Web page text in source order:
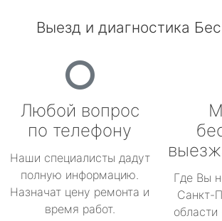
Выезд и диагностика
Любой вопрос
по телефону
Наши специалисты дадут
полную информацию.
Назначат цену ремонта и
время работ.
Где Вы
Санкт-